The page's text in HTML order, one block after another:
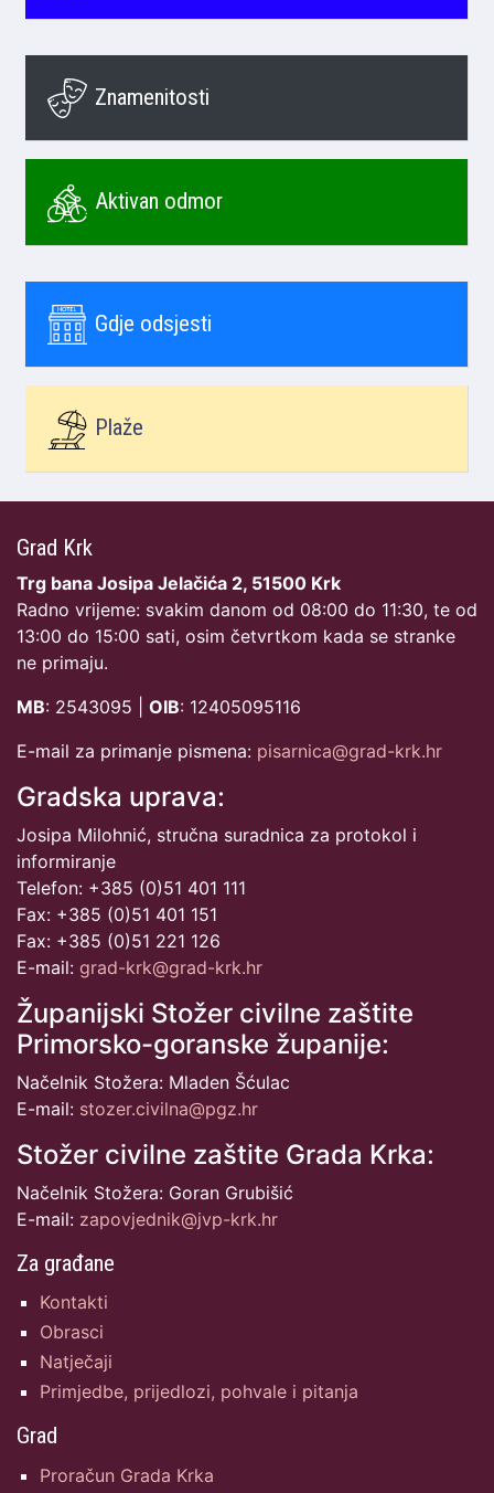
Znamenitosti
Aktivan odmor
Gdje odsjesti
Plaže
Grad Krk
Trg bana Josipa Jelačića 2, 51500 Krk
Radno vrijeme: svakim danom od 08:00 do 11:30, te od
13:00 do 15:00 sati, osim četvrtkom kada se stranke
ne primaju.
MB: 2543095 | OIB: 12405095116
E-mail za primanje pismena: pisarnica@grad-krk.hr
Gradska uprava:
Josipa Milohnić, stručna suradnica za protokol i
informiranje
Telefon: +385 (0)51 401 111
Fax: +385 (0)51 401 151
Fax: +385 (0)51 221 126
E-mail: grad-krk@grad-krk.hr
Županijski Stožer civilne zaštite
Primorsko-goranske županije:
Načelnik Stožera: Mladen Šćulac
E-mail: stozer.civilna@pgz.hr
Stožer civilne zaštite Grada Krka:
Načelnik Stožera: Goran Grubišić
E-mail: zapovjednik@jvp-krk.hr
Za građane
Kontakti
Obrasci
Natječaji
Primjedbe, prijedlozi, pohvale i pitanja
Grad
Proračun Grada Krka